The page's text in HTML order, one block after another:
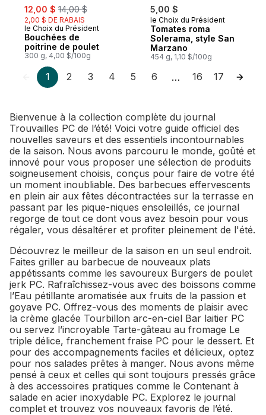
sale:
12,00 $ , formerly:
14,00 $
2,00 $ DE RABAIS
le Choix du Président
Bouchées de
poitrine de poulet
300 g, 4,00 $/100g
5,00 $
le Choix du Président
Tomates roma
Solerama, style San
Marzano
454 g, 1,10 $/100g
1 2 3 4 5 6 … 16 17
Bienvenue à la collection complète du journal
Trouvailles PC de l’été! Voici votre guide officiel des
nouvelles saveurs et des essentiels incontournables
de la saison. Nous avons parcouru le monde, goûté et
innové pour vous proposer une sélection de produits
soigneusement choisis, conçus pour faire de votre été
un moment inoubliable. Des barbecues effervescents
en plein air aux fêtes décontractées sur la terrasse en
passant par les pique-niques ensoleillés, ce journal
regorge de tout ce dont vous avez besoin pour vous
régaler, vous désaltérer et profiter pleinement de l'été.
Découvrez le meilleur de la saison en un seul endroit.
Faites griller au barbecue de nouveaux plats
appétissants comme les savoureux Burgers de poulet
jerk PC. Rafraîchissez-vous avec des boissons comme
l’Eau pétillante aromatisée aux fruits de la passion et
goyave PC. Offrez-vous des moments de plaisir avec
la crème glacée Tourbillon arc-en-ciel Bar laitier PC
ou servez l’incroyable Tarte-gâteau au fromage Le
triple délice, franchement fraise PC pour le dessert. Et
pour des accompagnements faciles et délicieux, optez
pour nos salades prêtes à manger. Nous avons même
pensé à ceux et celles qui sont toujours pressés grâce
à des accessoires pratiques comme le Contenant à
salade en acier inoxydable PC. Explorez le journal
complet et trouvez vos nouveaux favoris de l’été.